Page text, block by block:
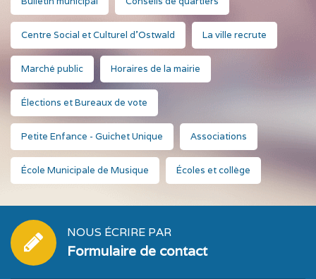
Centre Social et Culturel d'Ostwald La ville recrute
Marché public Horaires de la mairie
Élections et Bureaux de vote
Petite Enfance - Guichet Unique Associations
École Municipale de Musique Écoles et collège
NOUS ÉCRIRE PAR
Formulaire de contact